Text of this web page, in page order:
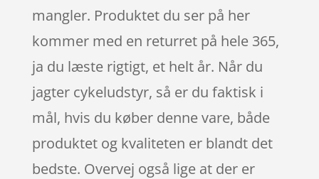
mangler. Produktet du ser på her
kommer med en returret på hele 365,
ja du læste rigtigt, et helt år. Når du
jagter cykeludstyr, så er du faktisk i
mål, hvis du køber denne vare, både
produktet og kvaliteten er blandt det
bedste. Overvej også lige at der er